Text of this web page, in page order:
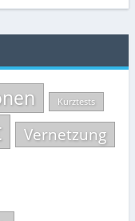
Kurztests
Vernetzung